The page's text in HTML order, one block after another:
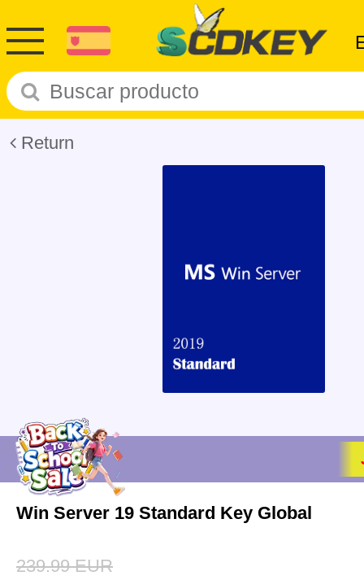
Return
Win Server 19 Standard Key Global
239.99 EUR